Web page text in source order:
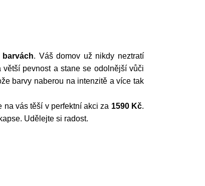
. Váš domov už nikdy neztratí
pevnost a stane se odolnější vůči
barvy naberou na intenzitě a více tak
na vás těší v perfektní akci za 1590 Kč.
Udělejte si radost.